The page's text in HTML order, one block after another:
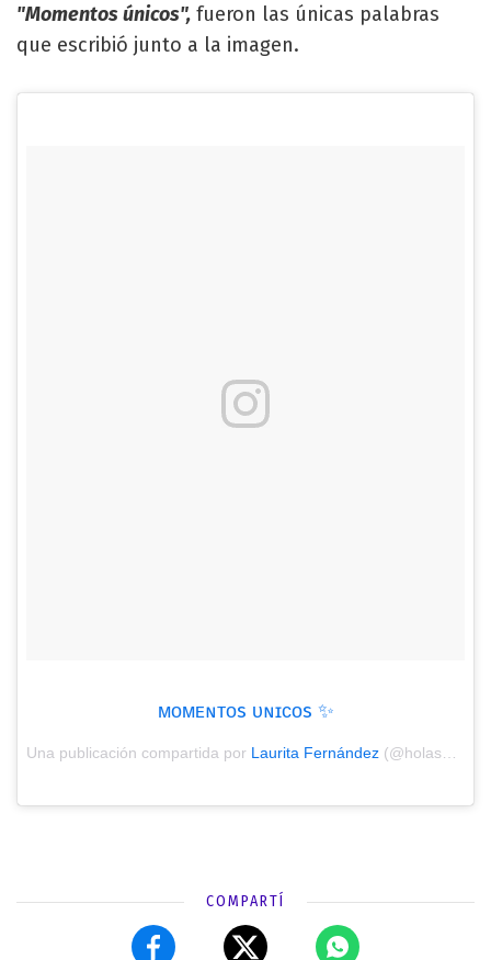
"Momentos únicos", fueron las únicas palabras
que escribió junto a la imagen.
ᴍᴏᴍᴇɴᴛᴏs ᴜɴɪᴄᴏs ✨
Una publicación compartida por Laurita Fernández (@holasoylaurita) el
COMPARTÍ